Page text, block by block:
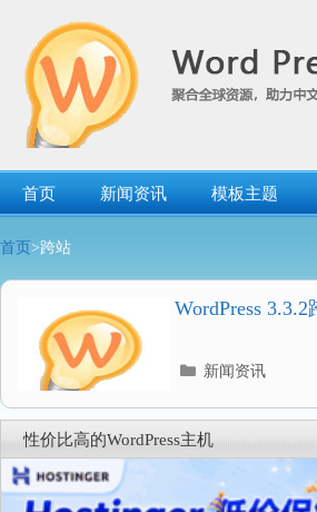
首页 新闻资讯 模板主题
首页 >跨站
WordPress
分
录
新闻资讯
性价比高的WordPress主机